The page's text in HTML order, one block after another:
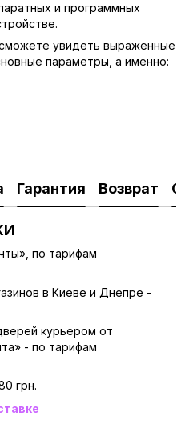
и программных
увидеть выраженные
параметры, а именно:
Гарантия Возврат
по тарифам
в Киеве и Днепре -
курьером от
- по тарифам
грн.